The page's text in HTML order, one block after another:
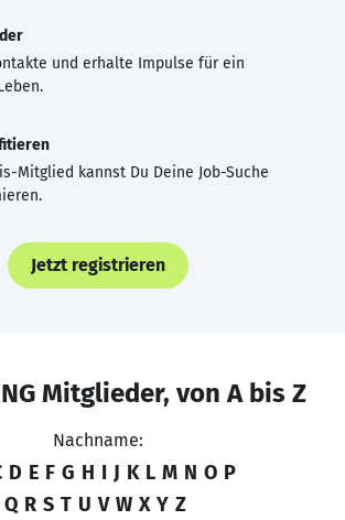
und erhalte Impulse für ein
Mitglied kannst Du Deine Job-Suche
Jetzt registrieren
Mitglieder, von A bis Z
Nachname:
D E F G H I J K L M N O P
Q R S T U V W X Y Z